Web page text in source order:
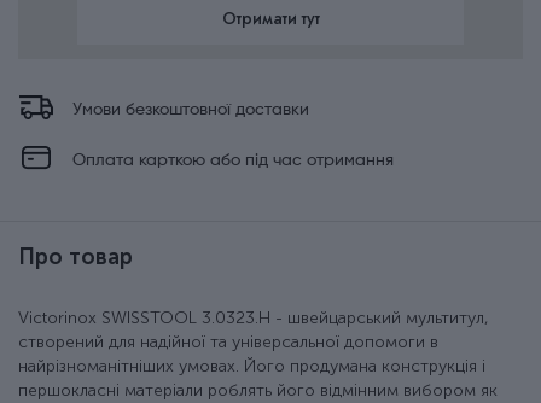
Отримати тут
Умови безкоштовної доставки
Оплата карткою або під час отримання
Про товар
Victorinox SWISSTOOL 3.0323.H - швейцарський мультитул,
створений для надійної та універсальної допомоги в
найрізноманітніших умовах. Його продумана конструкція і
першокласні матеріали роблять його відмінним вибором як